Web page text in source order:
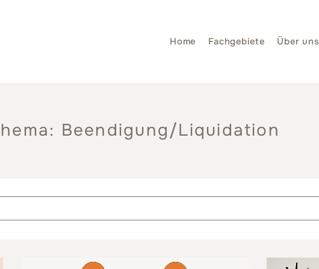
Home Fachgebiete Über uns
Beendigung/Liquidation